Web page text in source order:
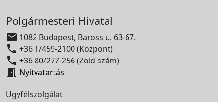
Polgármesteri Hivatal
 1082 Budapest, Baross u. 63-67.
 +36 1/459-2100 (Központ)
 +36 80/277-256 (Zöld szám)
 Nyitvatartás
Ügyfélszolgálat